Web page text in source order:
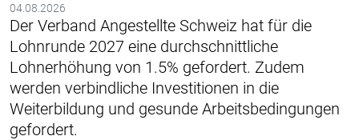
04.08.2026
Der Verband Angestellte Schweiz hat für die
Lohnrunde 2027 eine durchschnittliche
Lohnerhöhung von 1.5% gefordert. Zudem
werden verbindliche Investitionen in die
Weiterbildung und gesunde Arbeitsbedingungen
gefordert.